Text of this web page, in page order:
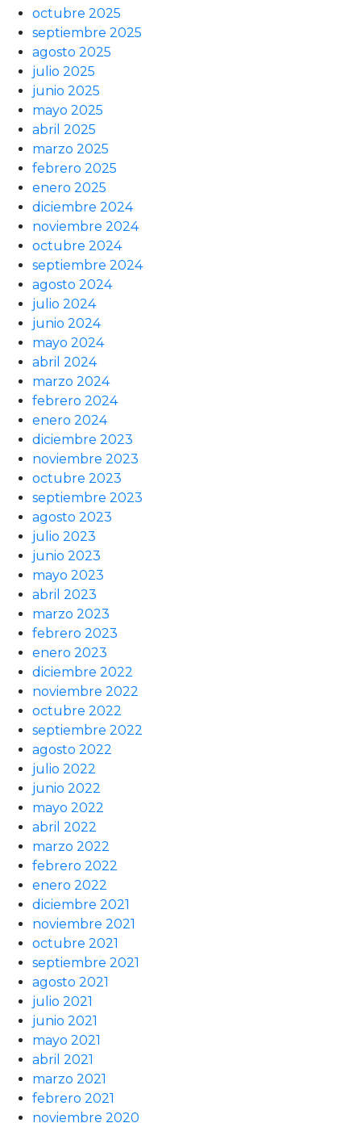
octubre 2025
septiembre 2025
agosto 2025
julio 2025
junio 2025
mayo 2025
abril 2025
marzo 2025
febrero 2025
enero 2025
diciembre 2024
noviembre 2024
octubre 2024
septiembre 2024
agosto 2024
julio 2024
junio 2024
mayo 2024
abril 2024
marzo 2024
febrero 2024
enero 2024
diciembre 2023
noviembre 2023
octubre 2023
septiembre 2023
agosto 2023
julio 2023
junio 2023
mayo 2023
abril 2023
marzo 2023
febrero 2023
enero 2023
diciembre 2022
noviembre 2022
octubre 2022
septiembre 2022
agosto 2022
julio 2022
junio 2022
mayo 2022
abril 2022
marzo 2022
febrero 2022
enero 2022
diciembre 2021
noviembre 2021
octubre 2021
septiembre 2021
agosto 2021
julio 2021
junio 2021
mayo 2021
abril 2021
marzo 2021
febrero 2021
noviembre 2020